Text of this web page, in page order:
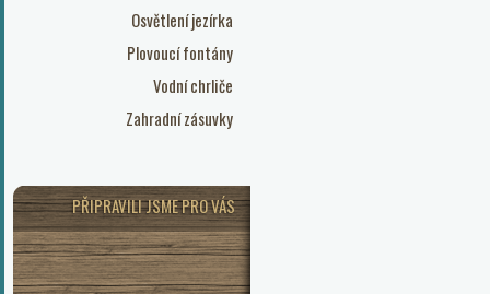
Osvětlení jezírka
Plovoucí fontány
Vodní chrliče
Zahradní zásuvky
PŘIPRAVILI JSME PRO VÁS